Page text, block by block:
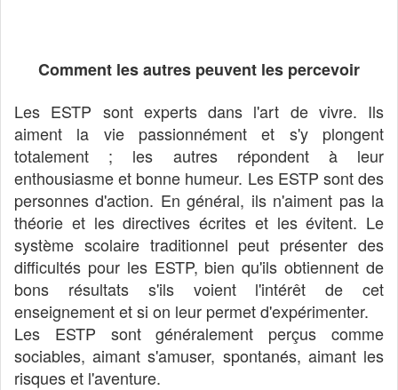
Comment les autres peuvent les percevoir
Les ESTP sont experts dans l'art de vivre. Ils
aiment la vie passionnément et s'y plongent
totalement ; les autres répondent à leur
enthousiasme et bonne humeur. Les ESTP sont des
personnes d'action. En général, ils n'aiment pas la
théorie et les directives écrites et les évitent. Le
système scolaire traditionnel peut présenter des
difficultés pour les ESTP, bien qu'ils obtiennent de
bons résultats s'ils voient l'intérêt de cet
enseignement et si on leur permet d'expérimenter.
Les ESTP sont généralement perçus comme
sociables, aimant s'amuser, spontanés, aimant les
risques et l'aventure.